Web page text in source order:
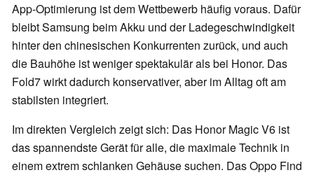
App-Optimierung ist dem Wettbewerb häufig voraus. Dafür
bleibt Samsung beim Akku und der Ladegeschwindigkeit
hinter den chinesischen Konkurrenten zurück, und auch
die Bauhöhe ist weniger spektakulär als bei Honor. Das
Fold7 wirkt dadurch konservativer, aber im Alltag oft am
stabilsten integriert.
Im direkten Vergleich zeigt sich: Das Honor Magic V6 ist
das spannendste Gerät für alle, die maximale Technik in
einem extrem schlanken Gehäuse suchen. Das Oppo Find